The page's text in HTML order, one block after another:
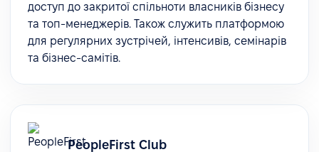
доступ до закритої спільноти власників бізнесу
та топ-менеджерів. Також служить платформою
для регулярних зустрічей, інтенсивів, семінарів
та бізнес-самітів.
PeopleFirst Club